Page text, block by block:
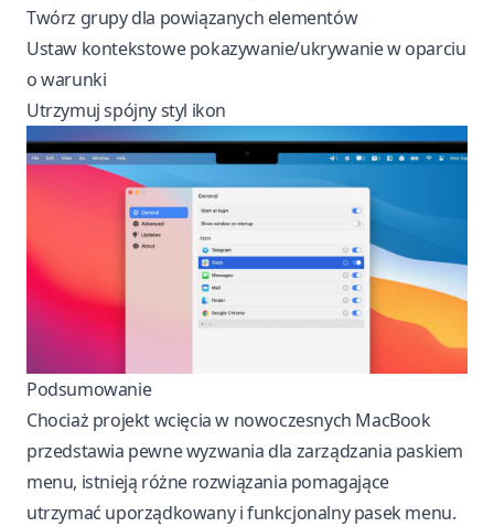
Twórz grupy dla powiązanych elementów
Ustaw kontekstowe pokazywanie/ukrywanie w oparciu
o warunki
Utrzymuj spójny styl ikon
Podsumowanie
Chociaż projekt wcięcia w nowoczesnych MacBook
przedstawia pewne wyzwania dla zarządzania paskiem
menu, istnieją różne rozwiązania pomagające
utrzymać uporządkowany i funkcjonalny pasek menu.